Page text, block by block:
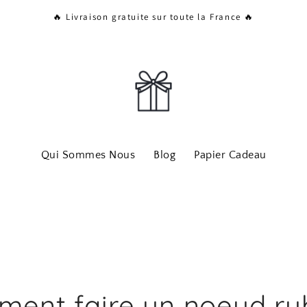
🔥 Livraison gratuite sur toute la France 🔥
Qui Sommes Nous Blog Papier Cadeau